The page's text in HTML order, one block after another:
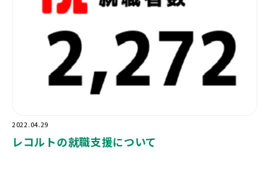
2022.04.29
レコルトの就職支援について